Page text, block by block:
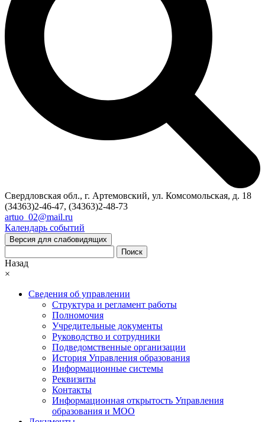
Свердловская обл., г. Артемовский, ул. Комсомольская, д. 18
(34363)2-46-47, (34363)2-48-73
artuo_02@mail.ru
Календарь событий
Версия для слабовидящих
Поиск
Назад
×
Сведения об управлении
Структура и регламент работы
Полномочия
Учредительные документы
Руководство и сотрудники
Подведомственные организации
История Управления образования
Информационные системы
Реквизиты
Контакты
Информационная открытость Управления
образования и МОО